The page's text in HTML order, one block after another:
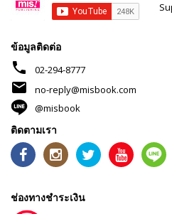
ข้อมูลติดต่อ
phone 02-294-8777
mail
no-reply@misbook.com
@misbook
ติดตามเรา
ช่องทางชำระเงิน